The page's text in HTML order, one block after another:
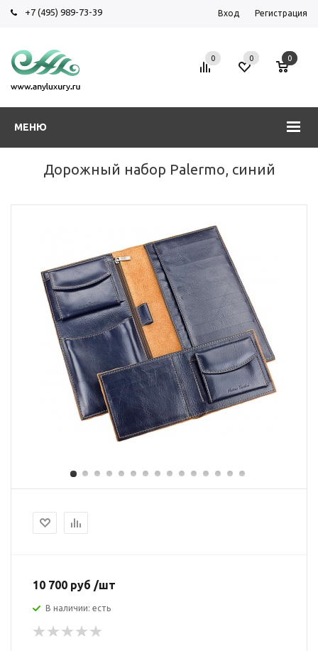
+7 (495) 989-73-39 Вход Регистрация
МЕНЮ
0 0 0
Дорожный набор Palermo, синий
10 700 руб /шт
В наличии: есть